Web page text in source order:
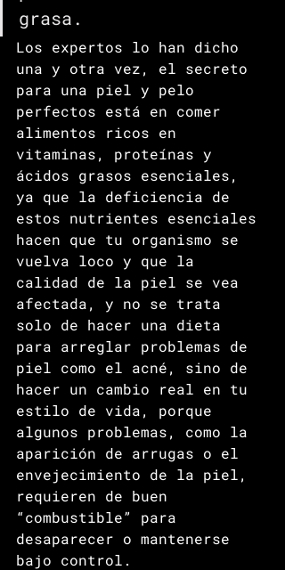
grasa.
Los expertos lo han dicho
una y otra vez, el secreto
para una piel y pelo
perfectos está en comer
alimentos ricos en
vitaminas, proteínas y
ácidos grasos esenciales,
ya que la deficiencia de
estos nutrientes esenciales
hacen que tu organismo se
vuelva loco y que la
calidad de la piel se vea
afectada, y no se trata
solo de hacer una dieta
para arreglar problemas de
piel como el acné, sino de
hacer un cambio real en tu
estilo de vida, porque
algunos problemas, como la
aparición de arrugas o el
envejecimiento de la piel,
requieren de buen
“combustible” para
desaparecer o mantenerse
bajo control.